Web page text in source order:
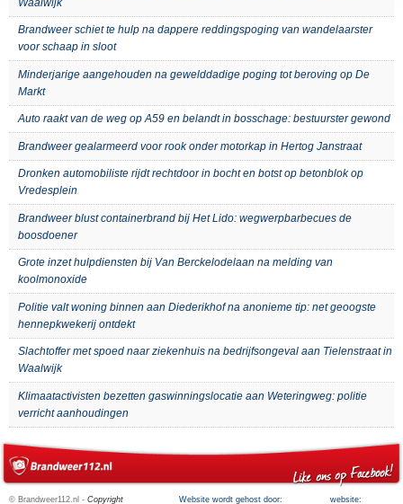
Waalwijk
Brandweer schiet te hulp na dappere reddingspoging van wandelaarster
voor schaap in sloot
Minderjarige aangehouden na gewelddadige poging tot beroving op De
Markt
Auto raakt van de weg op A59 en belandt in bosschage: bestuurster gewond
Brandweer gealarmeerd voor rook onder motorkap in Hertog Janstraat
Dronken automobiliste rijdt rechtdoor in bocht en botst op betonblok op
Vredesplein
Brandweer blust containerbrand bij Het Lido: wegwerpbarbecues de
boosdoener
Grote inzet hulpdiensten bij Van Berckelodelaan na melding van
koolmonoxide
Politie valt woning binnen aan Diederikhof na anonieme tip: net geoogste
hennepkwekerij ontdekt
Slachtoffer met spoed naar ziekenhuis na bedrijfsongeval aan Tielenstraat in
Waalwijk
Klimaatactivisten bezetten gaswinningslocatie aan Weteringweg: politie
verricht aanhoudingen
© Brandweer112.nl - Copyright Website wordt gehost door: website: